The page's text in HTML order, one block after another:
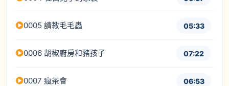
0005 請教毛毛蟲 05:33
0006 胡椒廚房和豬孩子 07:22
0007 瘋茶會 06:53